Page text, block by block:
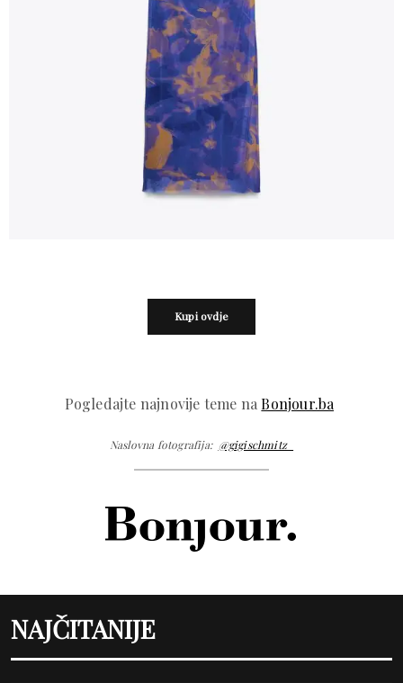
Kupi ovdje
Pogledajte najnovije teme naBonjour.ba
Naslovna fotografija: @gigischmitz_
NAJČITANIJE